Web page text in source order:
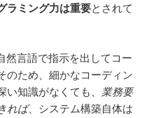
ラミング力は重要とされて
然言語で指示を出してコー
のため、細かなコーディン
知識がなくても、 業務要
れば、システム構築自体は